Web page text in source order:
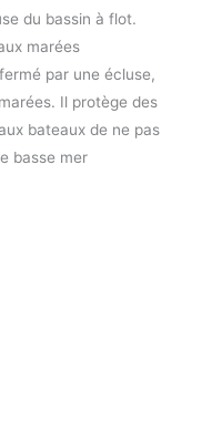
du bassin à flot.
marées
par une écluse,
Il protège des
bateaux de ne pas
basse mer